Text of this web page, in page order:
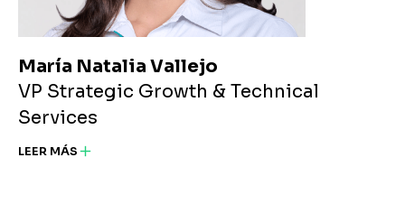
María Natalia Vallejo
VP Strategic Growth & Technical
Services
LEER MÁS